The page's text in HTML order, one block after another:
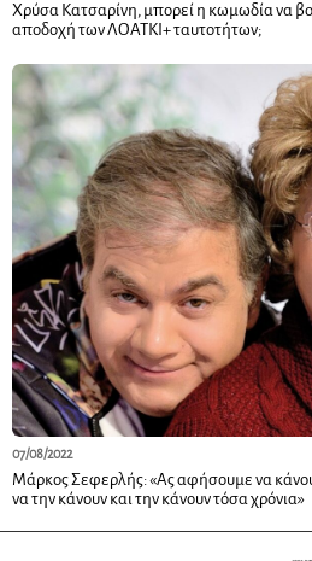
Χρύσα Κατσαρίνη, μπορεί η κωμωδία να
αποδοχή των ΛΟΑΤΚΙ+ ταυτοτήτων;
07/08/2022
Μάρκος Σεφερλής: «Ας αφήσουμε να
να την κάνουν και την κάνουν τόσα χρόνια»